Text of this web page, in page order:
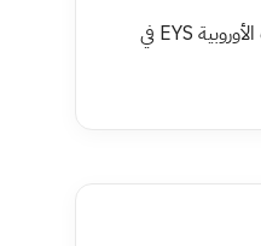
قمة الشباب الأوروبية EYS في